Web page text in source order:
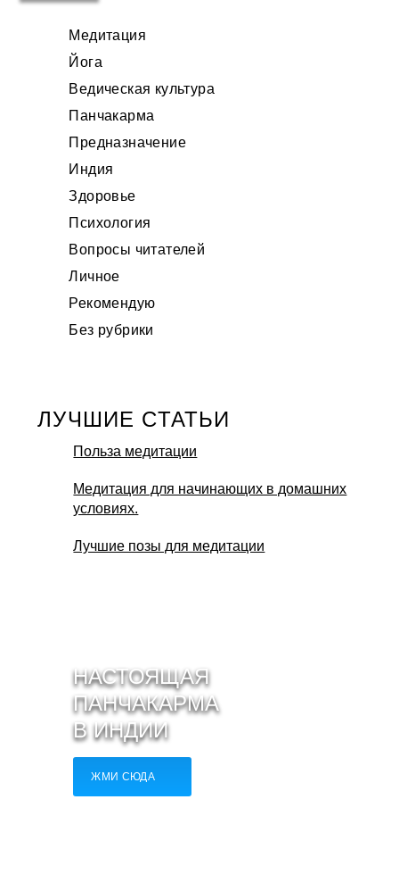
Медитация
Йога
Ведическая культура
Панчакарма
Предназначение
Индия
Здоровье
Психология
Вопросы читателей
Личное
Рекомендую
Без рубрики
ЛУЧШИЕ CТАТЬИ
Польза медитации
Медитация для начинающих в домашних
условиях.
Лучшие позы для медитации
НАСТОЯЩАЯ
ПАНЧАКАРМА
В ИНДИИ
ЖМИ СЮДА